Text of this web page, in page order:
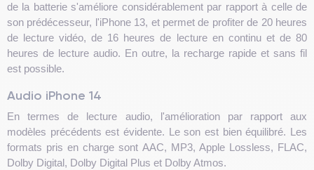
de la batterie s'améliore considérablement par rapport à celle de
son prédécesseur, l'iPhone 13, et permet de profiter de 20 heures
de lecture vidéo, de 16 heures de lecture en continu et de 80
heures de lecture audio. En outre, la recharge rapide et sans fil
est possible.
Audio iPhone 14
En termes de lecture audio, l'amélioration par rapport aux
modèles précédents est évidente. Le son est bien équilibré. Les
formats pris en charge sont AAC, MP3, Apple Lossless, FLAC,
Dolby Digital, Dolby Digital Plus et Dolby Atmos.